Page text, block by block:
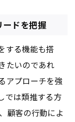
ードを把握
する機能も搭
たいのであれ
アプローチを強
では類推する方
顧客の行動によ